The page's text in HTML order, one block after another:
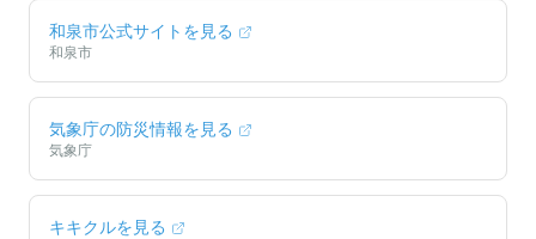
和泉市公式サイトを見る
和泉市
気象庁の防災情報を見る
気象庁
キキクルを見る